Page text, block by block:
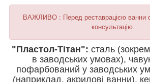
ВАЖЛИВО : Перед реставрацією ванни
консультацію.
"Пластол-Тітан": сталь
в заводських умовах),
пофарбований у заводських
(наприклад, акрилові ванни),